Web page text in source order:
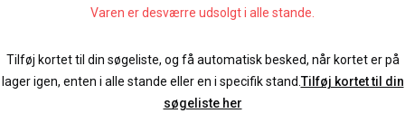
Varen er desværre udsolgt i alle stande.
Tilføj kortet til din søgeliste, og få automatisk besked, når kortet er på
lager igen, enten i alle stande eller en i specifik stand.Tilføj kortet til din
søgeliste her